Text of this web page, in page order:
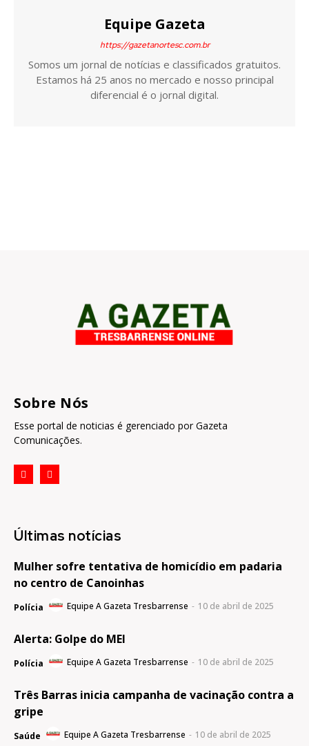
Equipe Gazeta
https://gazetanortesc.com.br
Somos um jornal de notícias e classificados gratuitos.
Estamos há 25 anos no mercado e nosso principal
diferencial é o jornal digital.
Sobre Nós
Esse portal de noticias é gerenciado por Gazeta
Comunicações.
Últimas notícias
Mulher sofre tentativa de homicídio em padaria
no centro de Canoinhas
Polícia Equipe A Gazeta Tresbarrense - 10 de abril de 2025
Alerta: Golpe do MEI
Polícia Equipe A Gazeta Tresbarrense - 10 de abril de 2025
Três Barras inicia campanha de vacinação contra a
gripe
Saúde Equipe A Gazeta Tresbarrense - 10 de abril de 2025